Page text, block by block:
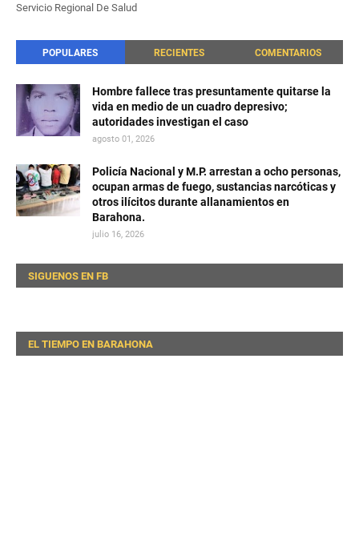
Servicio Regional De Salud
POPULARES RECIENTES COMENTARIOS
Hombre fallece tras presuntamente quitarse la
vida en medio de un cuadro depresivo;
autoridades investigan el caso
agosto 01, 2026
Policía Nacional y M.P. arrestan a ocho personas,
ocupan armas de fuego, sustancias narcóticas y
otros ilícitos durante allanamientos en
Barahona.
julio 16, 2026
SIGUENOS EN FB
EL TIEMPO EN BARAHONA